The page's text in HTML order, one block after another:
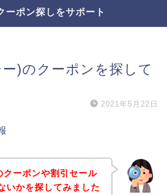
ーポン探しをサポート
)のクーポンを探して
2021年5月22日
ーポンや割引セール
いかを探してみました